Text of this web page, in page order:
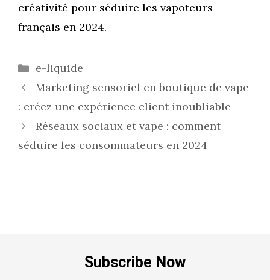
créativité pour séduire les vapoteurs
français en 2024.
Catégories
e-liquide
Marketing sensoriel en boutique de vape
: créez une expérience client inoubliable
Réseaux sociaux et vape : comment
séduire les consommateurs en 2024
Subscribe Now